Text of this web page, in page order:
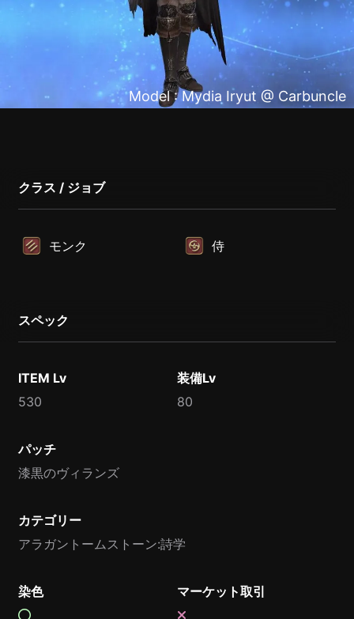
Model : Mydia Iryut @ Carbuncle
クラス / ジョブ
モンク 侍
スペック
ITEM Lv
530
装備Lv
80
パッチ
漆黒のヴィランズ
カテゴリー
アラガントームストーン:詩学
染色 マーケット取引